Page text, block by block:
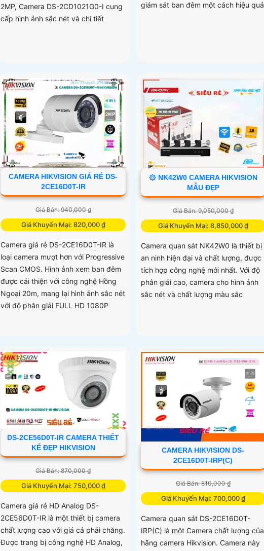
2MP, Camera DS-2CD1021G0-I cung
cấp hình ảnh sắc nét và chi tiết
giám sát ban đêm một cách hiệu quả
CAMERA HIKVISION GIÁ RẺ DS-
2CE16D0T-IR
Giá Bán: 940,000 ₫
Giá Khuyến Mại: 820,000 ₫
Camera giá rẻ DS-2CE16D0T-IR là
loại camera mượt hơn với Progressive
Scan CMOS. Hình ảnh xem ban đêm
được cải thiện với công nghệ Hồng
Ngoại 20m, mang lại hình ảnh sắc nét
với độ phân giải FULL HD 1080P
۞ NK42W0 CAMERA HIKVISION
MẪU ĐẸP
Giá Bán: 9,050,000 ₫
Giá Khuyến Mại: 8,850,000 ₫
Camera quan sát NK42W0 là thiết bị
an ninh hiện đại và chất lượng, được
tích hợp công nghệ mới nhất. Với độ
phân giải cao, camera cho hình ảnh
sắc nét và chất lượng màu sắc
DS-2CE56D0T-IR CAMERA THIẾT
KẾ ĐẸP HIKVISION
Giá Bán: 870,000 ₫
Giá Khuyến Mại: 750,000 ₫
Camera giá rẻ HD Analog DS-
2CE56D0T-IR là một thiết bị camera
chất lượng cao với giá cả phải chăng.
Được trang bị công nghệ HD Analog,
CAMERA HIKVISION DS-
2CE16D0T-IRP(C)
Giá Bán: 810,000 ₫
Giá Khuyến Mại: 700,000 ₫
Camera quan sát DS-2CE16D0T-
IRP(C) là một Camera chất lượng của
hãng camera Hikvision. Camera này